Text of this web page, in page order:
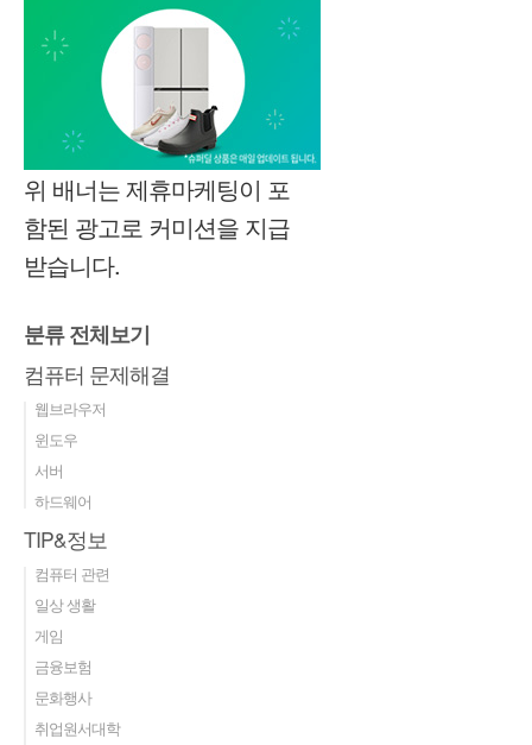
위 배너는 제휴마케팅이 포
함된 광고로 커미션을 지급
받습니다.
분류 전체보기
컴퓨터 문제해결
웹브라우저
윈도우
서버
하드웨어
TIP&정보
컴퓨터 관련
일상 생활
게임
금융보험
문화행사
취업원서대학